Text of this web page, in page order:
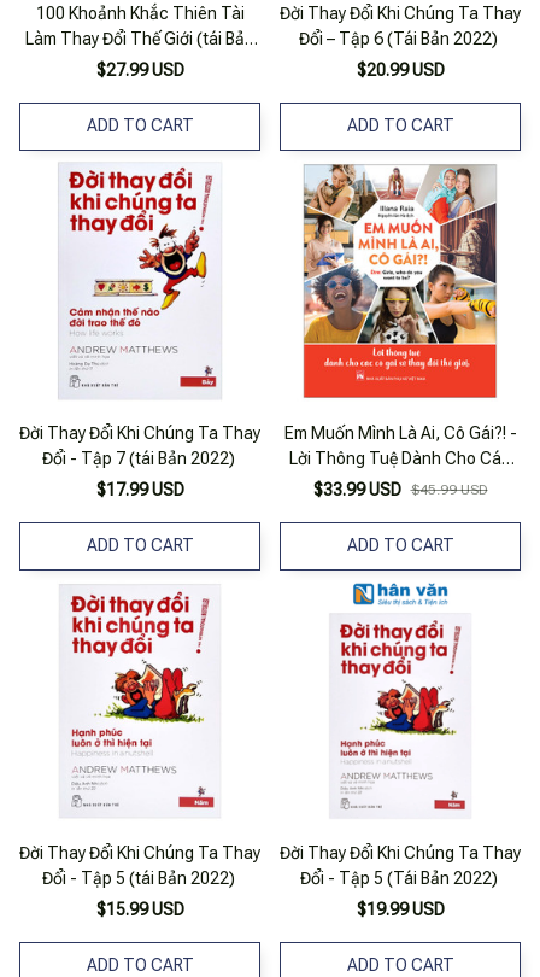
100 Khoảnh Khắc Thiên Tài
Làm Thay Đổi Thế Giới (tái Bản
2019)
$27.99 USD
ADD TO CART
Đời Thay Đổi Khi Chúng Ta Thay
Đổi – Tập 6 (Tái Bản 2022)
$20.99 USD
ADD TO CART
Đời Thay Đổi Khi Chúng Ta Thay
Đổi - Tập 7 (tái Bản 2022)
$17.99 USD
ADD TO CART
Em Muốn Mình Là Ai, Cô Gái?! -
Lời Thông Tuệ Dành Cho Các
Cô Gái Sẽ Thay Đổi Thế Giới
$33.99 USD $45.99 USD
ADD TO CART
Đời Thay Đổi Khi Chúng Ta Thay
Đổi - Tập 5 (tái Bản 2022)
$15.99 USD
ADD TO CART
Đời Thay Đổi Khi Chúng Ta Thay
Đổi - Tập 5 (Tái Bản 2022)
$19.99 USD
ADD TO CART